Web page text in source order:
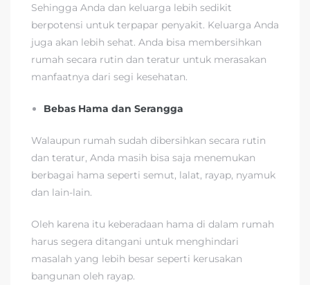
Sehingga Anda dan keluarga lebih sedikit
berpotensi untuk terpapar penyakit. Keluarga Anda
juga akan lebih sehat. Anda bisa membersihkan
rumah secara rutin dan teratur untuk merasakan
manfaatnya dari segi kesehatan.
Bebas Hama dan Serangga
Walaupun rumah sudah dibersihkan secara rutin
dan teratur, Anda masih bisa saja menemukan
berbagai hama seperti semut, lalat, rayap, nyamuk
dan lain-lain.
Oleh karena itu keberadaan hama di dalam rumah
harus segera ditangani untuk menghindari
masalah yang lebih besar seperti kerusakan
bangunan oleh rayap.